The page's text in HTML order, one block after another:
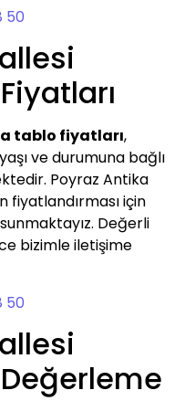
50
tablo fiyatları,
ve durumuna bağlı
Poyraz Antika
fiyatlandırması için
Değerli
bizimle iletişime
50